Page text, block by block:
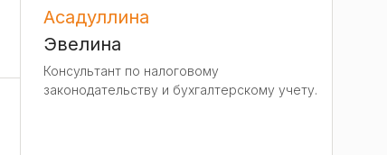
Асадуллина
Эвелина
Консультант по налоговому
законодательству и бухгалтерскому учету.